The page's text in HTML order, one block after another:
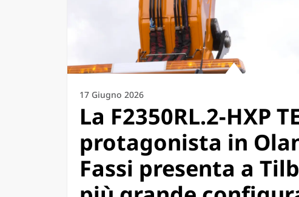
17 Giugno 2026
La F2350RL.2-HXP
protagonista in
Fassi presenta a